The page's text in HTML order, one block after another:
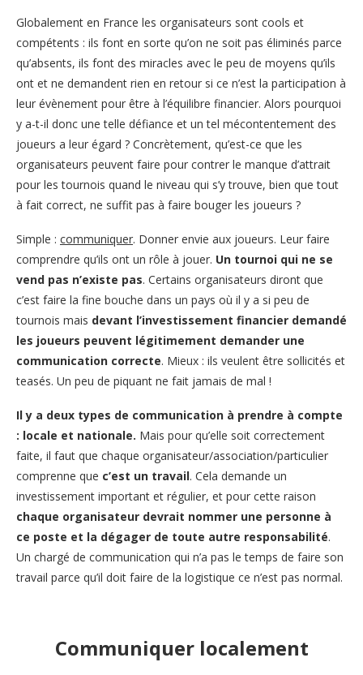
Globalement en France les organisateurs sont cools et
compétents : ils font en sorte qu’on ne soit pas éliminés parce
qu’absents, ils font des miracles avec le peu de moyens qu’ils
ont et ne demandent rien en retour si ce n’est la participation à
leur évènement pour être à l’équilibre financier. Alors pourquoi
y a-t-il donc une telle défiance et un tel mécontentement des
joueurs a leur égard ? Concrètement, qu’est-ce que les
organisateurs peuvent faire pour contrer le manque d’attrait
pour les tournois quand le niveau qui s’y trouve, bien que tout
à fait correct, ne suffit pas à faire bouger les joueurs ?
Simple : communiquer. Donner envie aux joueurs. Leur faire
comprendre qu’ils ont un rôle à jouer. Un tournoi qui ne se
vend pas n’existe pas. Certains organisateurs diront que
c’est faire la fine bouche dans un pays où il y a si peu de
tournois mais devant l’investissement financier demandé
les joueurs peuvent légitimement demander une
communication correcte. Mieux : ils veulent être sollicités et
teasés. Un peu de piquant ne fait jamais de mal !
Il y a deux types de communication à prendre à compte
: locale et nationale. Mais pour qu’elle soit correctement
faite, il faut que chaque organisateur/association/particulier
comprenne que c’est un travail. Cela demande un
investissement important et régulier, et pour cette raison
chaque organisateur devrait nommer une personne à
ce poste et la dégager de toute autre responsabilité.
Un chargé de communication qui n’a pas le temps de faire son
travail parce qu’il doit faire de la logistique ce n’est pas normal.
Communiquer localement